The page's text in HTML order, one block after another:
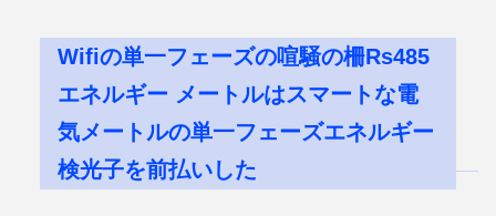
Wifiの単一フェーズの喧騒の柵Rs485
エネルギー メートルはスマートな電
気メートルの単一フェーズエネルギー
検光子を前払いした